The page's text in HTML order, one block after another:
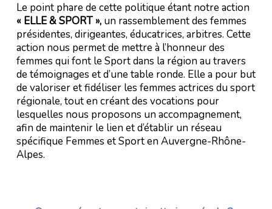
Le point phare de cette politique étant notre action
« ELLE & SPORT »,un rassemblement des femmes
présidentes, dirigeantes, éducatrices, arbitres. Cette
action nous permet de mettre à l’honneur des
femmes qui font le Sport dans la région au travers
de témoignages et d’une table ronde. Elle a pour but
de valoriser et fidéliser les femmes actrices du sport
régionale, tout en créant des vocations pour
lesquelles nous proposons un accompagnement,
afin de maintenir le lien et d’établir un réseau
spécifique Femmes et Sport en Auvergne-Rhône-
Alpes.